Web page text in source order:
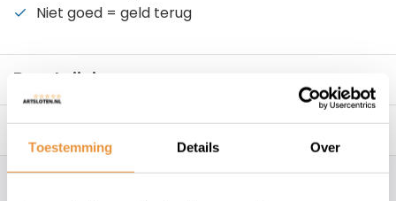
Toestemming Details Over
Niet goed = geld terug
Beschrijving
Reviews 0/10